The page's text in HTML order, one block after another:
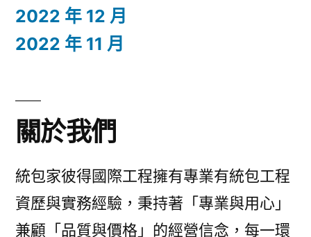
2022 年 12 月
2022 年 11 月
關於我們
統包家彼得國際工程擁有專業有統包工程
資歷與實務經驗，秉持著「專業與用心」
兼顧「品質與價格」的經營信念，每一環